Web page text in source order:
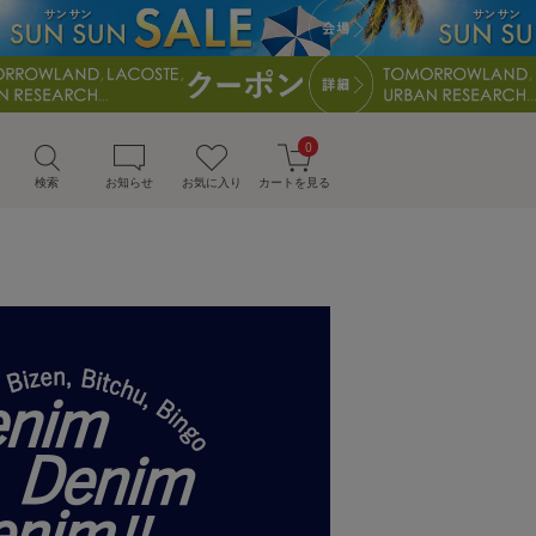
検索 お知らせ お気に入り カートを見る
0